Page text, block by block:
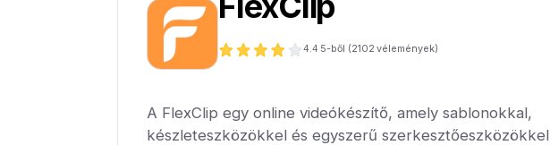
4.4 5-ből (2102 vélemények)
A FlexClip egy online videókészítő, amely sablonokkal,
készleteszközökkel és egyszerű szerkesztőeszközökkel